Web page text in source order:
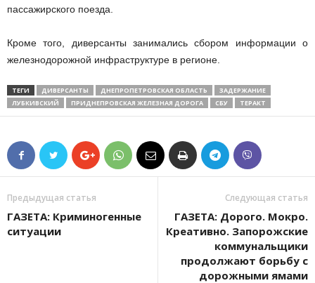
пассажирского поезда.
Кроме того, диверсанты занимались сбором информации о
железнодорожной инфраструктуре в регионе.
ТЕГИ ДИВЕРСАНТЫ ДНЕПРОПЕТРОВСКАЯ ОБЛАСТЬ
ЗАДЕРЖАНИЕ
ЛУБКИВСКИЙ
ПРИДНЕПРОВСКАЯ ЖЕЛЕЗНАЯ ДОРОГА СБУ ТЕРАКТ
Предыдущая статья
ГАЗЕТА: Криминогенные
ситуации
Следующая статья
ГАЗЕТА: Дорого. Мокро.
Креативно. Запорожские
коммунальщики
продолжают борьбу с
дорожными ямами